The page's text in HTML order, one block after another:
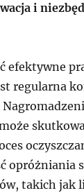
i
efektywne
regularna
opróżniania
takich jak